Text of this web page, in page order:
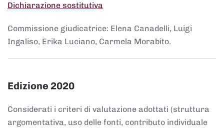
Dichiarazione sostitutiva
Commissione giudicatrice: Elena Canadelli, Luigi
Ingaliso, Erika Luciano, Carmela Morabito.
Edizione 2020
Considerati i criteri di valutazione adottati (struttura
argomentativa, uso delle fonti, contributo individuale